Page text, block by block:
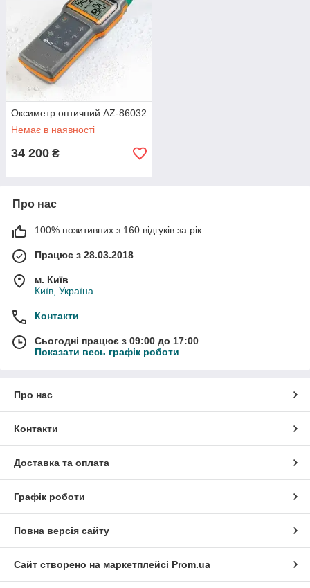
Оксиметр оптичний AZ-86032
Немає в наявності
34 200 ₴
Про нас
100% позитивних з 160 відгуків за рік
Працює з 28.03.2018
м. Київ
Київ, Україна
Контакти
Сьогодні працює з 09:00 до 17:00
Показати весь графік роботи
Про нас
Контакти
Доставка та оплата
Графік роботи
Повна версія сайту
Сайт створено на маркетплейсі Prom.ua